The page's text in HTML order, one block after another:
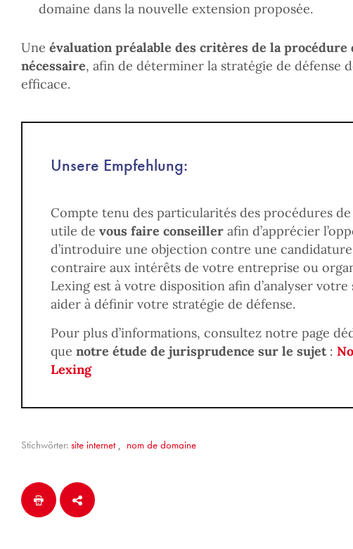
domaine dans la nouvelle extension proposée.
Une évaluation préalable des critères de la procédure
nécessaire, afin de déterminer la stratégie de défense
efficace.
Unsere Empfehlung:
Compte tenu des particularités des procédures de
utile de vous faire conseiller afin d’apprécier
d’introduire une objection contre une
contraire aux intérêts de votre entreprise ou
Lexing est à votre disposition afin d’analyser
aider à définir votre stratégie de défense.
Pour plus d’informations, consultez notre page
que notre étude de jurisprudence sur le sujet:
Lexing
Stichwörter: site internet, nom de domaine